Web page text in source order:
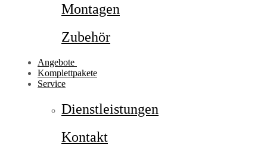
Montagen
Zubehör
Angebote
Komplettpakete
Service
Dienstleistungen
Kontakt